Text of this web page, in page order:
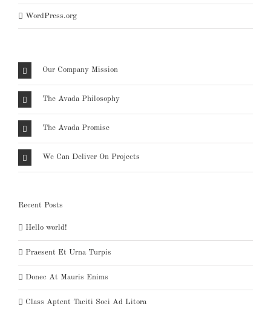
WordPress.org
Our Company Mission
The Avada Philosophy
The Avada Promise
We Can Deliver On Projects
Recent Posts
Hello world!
Praesent Et Urna Turpis
Donec At Mauris Enims
Class Aptent Taciti Soci Ad Litora